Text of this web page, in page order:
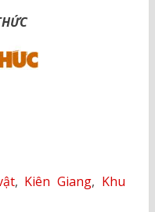
, Kiên Giang, Khu